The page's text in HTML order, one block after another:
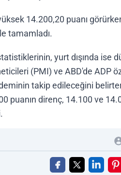
14.200,20 puanı
tamamladı.
yurt dışında ise
(PMI) ve ABD'de ADP
takip edileceğini
puanın direnç, 14.100 ve